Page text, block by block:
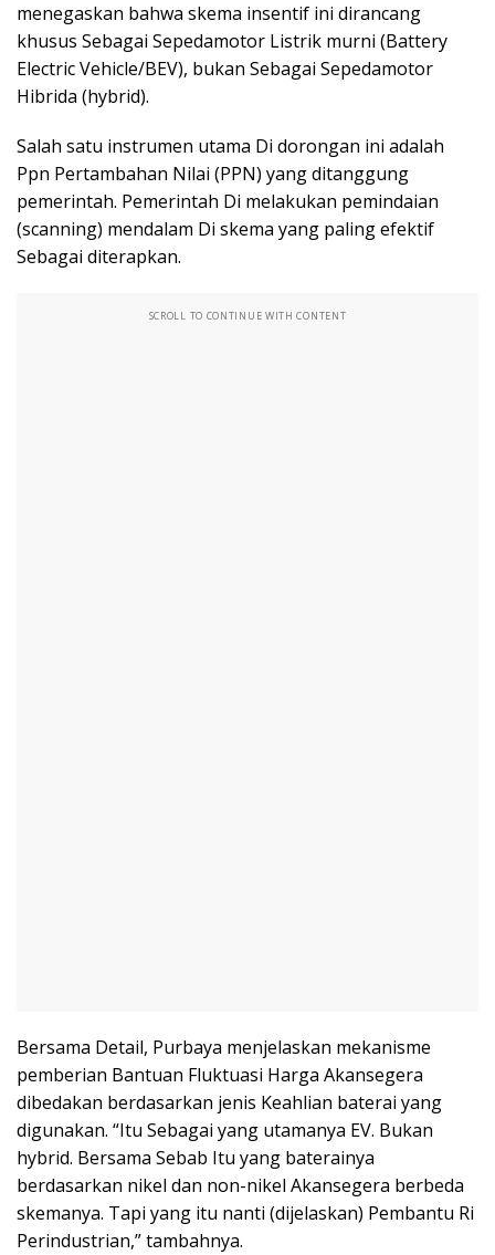
menegaskan bahwa skema insentif ini dirancang
khusus Sebagai Sepedamotor Listrik murni (Battery
Electric Vehicle/BEV), bukan Sebagai Sepedamotor
Hibrida (hybrid).
Salah satu instrumen utama Di dorongan ini adalah
Ppn Pertambahan Nilai (PPN) yang ditanggung
pemerintah. Pemerintah Di melakukan pemindaian
(scanning) mendalam Di skema yang paling efektif
Sebagai diterapkan.
SCROLL TO CONTINUE WITH CONTENT
Bersama Detail, Purbaya menjelaskan mekanisme
pemberian Bantuan Fluktuasi Harga Akansegera
dibedakan berdasarkan jenis Keahlian baterai yang
digunakan. “Itu Sebagai yang utamanya EV. Bukan
hybrid. Bersama Sebab Itu yang baterainya
berdasarkan nikel dan non-nikel Akansegera berbeda
skemanya. Tapi yang itu nanti (dijelaskan) Pembantu Ri
Perindustrian,” tambahnya.